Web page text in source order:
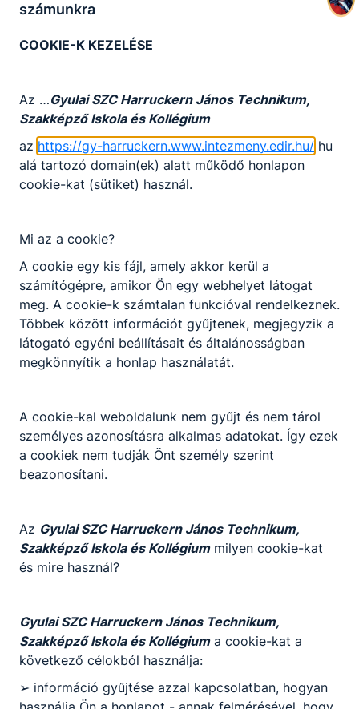
KAPCSOLÓDÓ HÍREK
Szakma kóstoló tábor negyedik nap
délután
-
számunkra
COOKIE-K KEZELÉSE
Az …Gyulai SZC Harruckern János Technikum,
Szakképző Iskola és Kollégium
az https://gy-harruckern.www.intezmeny.edir.hu/ hu
alá tartozó domain(ek) alatt működő honlapon
cookie-kat (sütiket) használ.
Mi az a cookie?
A cookie egy kis fájl, amely akkor kerül a
számítógépre, amikor Ön egy webhelyet látogat
meg. A cookie-k számtalan funkcióval rendelkeznek.
Többek között információt gyűjtenek, megjegyzik a
látogató egyéni beállításait és általánosságban
megkönnyítik a honlap használatát.
A cookie-kal weboldalunk nem gyűjt és nem tárol
személyes azonosításra alkalmas adatokat. Így ezek
a cookiek nem tudják Önt személy szerint
beazonosítani.
Az Gyulai SZC Harruckern János Technikum,
Szakképző Iskola és Kollégiummilyen cookie-kat
és mire használ?
Gyulai SZC Harruckern János Technikum,
Szakképző Iskola és Kollégiuma cookie-kat a
következő célokból használja:
➢ információ gyűjtése azzal kapcsolatban, hogyan